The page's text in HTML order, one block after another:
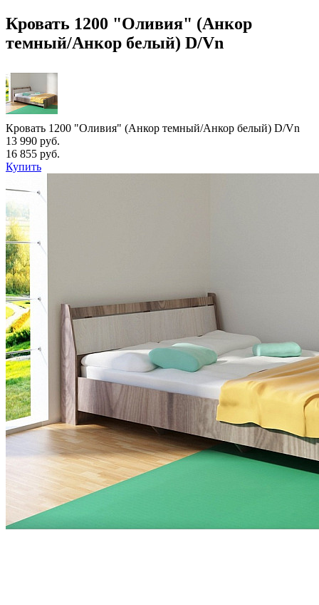
Кровать 1200 "Оливия" (Анкор
темный/Анкор белый) D/Vn
Кровать 1200 "Оливия" (Анкор темный/Анкор белый) D/Vn
13 990 руб.
16 855 руб.
Купить